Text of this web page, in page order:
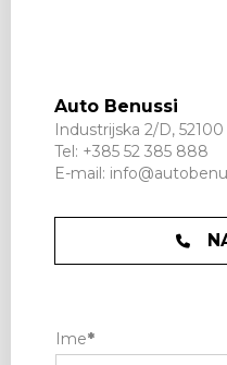
Auto Benussi
Industrijska 2/D,
Tel: +385 52 385 888
E-mail:
Ime*